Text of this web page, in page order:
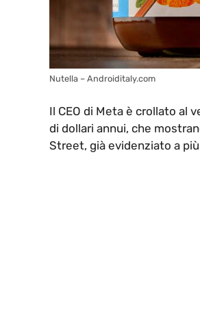
Nutella – Androiditaly.com
Il CEO di Meta è crollato al
di dollari annui, che
Street, già evidenziato a